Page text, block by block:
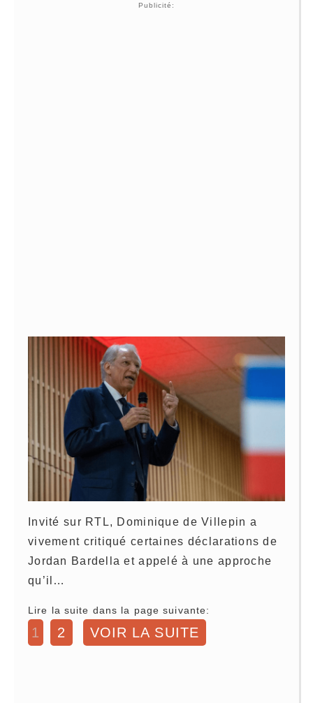
Publicité:
Invité sur RTL, Dominique de Villepin a
vivement critiqué certaines déclarations de
Jordan Bardella et appelé à une approche
qu’il…
Lire la suite dans la page suivante:
1 2 VOIR LA SUITE